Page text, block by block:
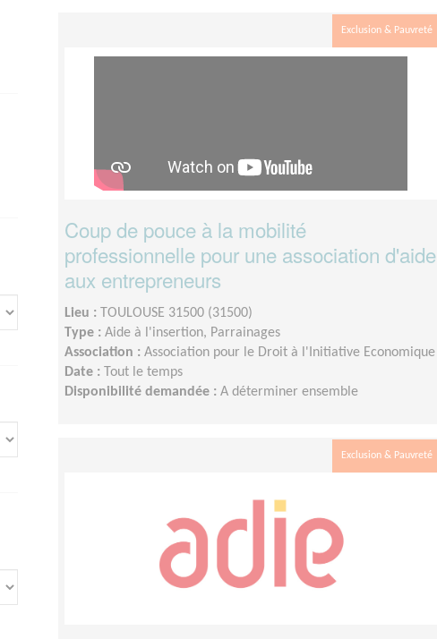
Exclusion & Pauvreté
Coup de pouce à la mobilité
professionnelle pour une association d'aide
aux entrepreneurs
Lieu :
TOULOUSE 31500 (31500)
Type : Aide à l'insertion, Parrainages
Association : Association pour le Droit à l'Initiative Economique
Date :
Tout le temps
Disponibilité demandée : A déterminer ensemble
Exclusion & Pauvreté